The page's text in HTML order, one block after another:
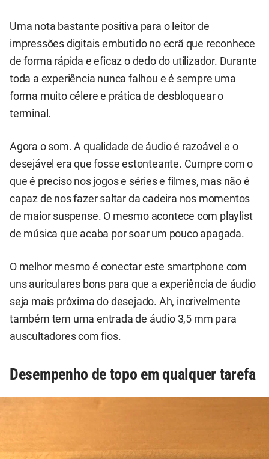
Uma nota bastante positiva para o leitor de
impressões digitais embutido no ecrã que reconhece
de forma rápida e eficaz o dedo do utilizador. Durante
toda a experiência nunca falhou e é sempre uma
forma muito célere e prática de desbloquear o
terminal.
Agora o som. A qualidade de áudio é razoável e o
desejável era que fosse estonteante. Cumpre com o
que é preciso nos jogos e séries e filmes, mas não é
capaz de nos fazer saltar da cadeira nos momentos
de maior suspense. O mesmo acontece com playlist
de música que acaba por soar um pouco apagada.
O melhor mesmo é conectar este smartphone com
uns auriculares bons para que a experiência de áudio
seja mais próxima do desejado. Ah, incrivelmente
também tem uma entrada de áudio 3,5 mm para
auscultadores com fios.
Desempenho de topo em qualquer tarefa